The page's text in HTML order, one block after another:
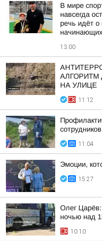
В мире
навсегда
речь идёт о
13:00
АЛГОРИТМ
НА УЛИЦЕ
11:12
11:04
Эмоции,
15:27
Олег
ночью над
10:10